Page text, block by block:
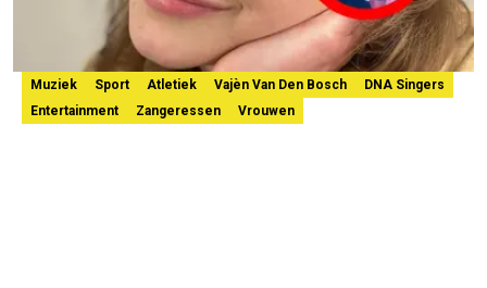
Muziek Sport Atletiek Vajèn Van Den Bosch
DNA Singers
Entertainment
Zangeressen Vrouwen